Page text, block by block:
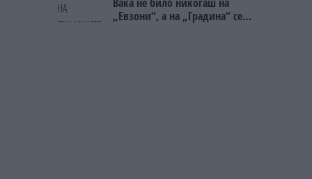
„Евзони“, а на „Градина“ се